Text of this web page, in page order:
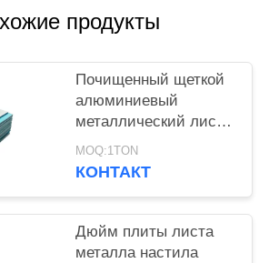
продукты
Почищенный щеткой
алюминиевый
металлический лист
0.5mm-150mm плиты
6082 1 тонна MOQ
MOQ:1TON
КОНТАКТ
Дюйм плиты листа
металла настила